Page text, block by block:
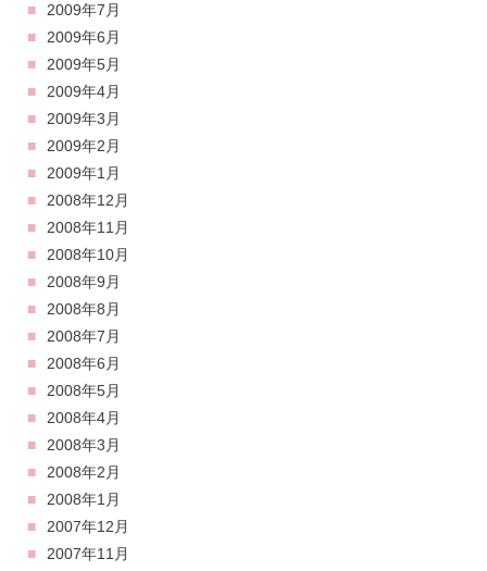
2009年7月
2009年6月
2009年5月
2009年4月
2009年3月
2009年2月
2009年1月
2008年12月
2008年11月
2008年10月
2008年9月
2008年8月
2008年7月
2008年6月
2008年5月
2008年4月
2008年3月
2008年2月
2008年1月
2007年12月
2007年11月